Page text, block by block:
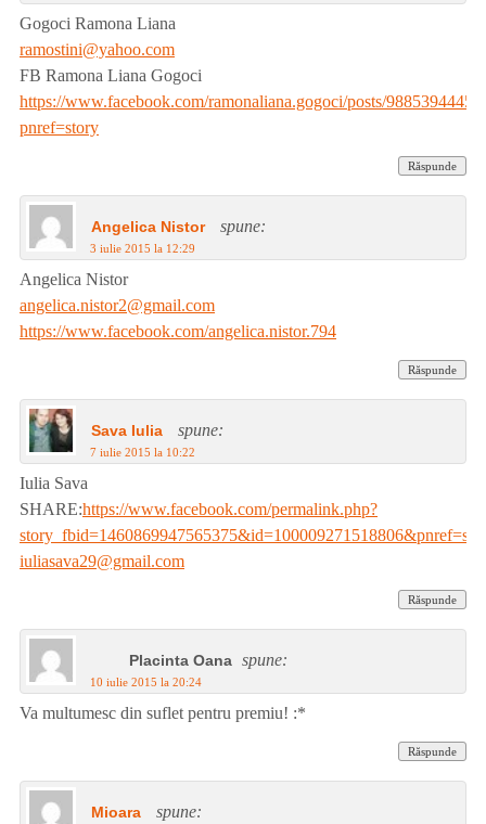
Gogoci Ramona Liana
ramostini@yahoo.com
FB Ramona Liana Gogoci
https://www.facebook.com/ramonaliana.gogoci/posts/
pnref=story
Răspunde
Angelica Nistor spune:
3 iulie 2015 la 12:29
Angelica Nistor
angelica.nistor2@gmail.com
https://www.facebook.com/angelica.nistor.794
Răspunde
Sava Iulia spune:
7 iulie 2015 la 10:22
Iulia Sava
SHARE:https://www.facebook.com/permalink.php?
iuliasava29@gmail.com
Răspunde
Placinta Oana spune:
10 iulie 2015 la 20:24
Va multumesc din suflet pentru premiu! :*
Răspunde
Mioara spune: